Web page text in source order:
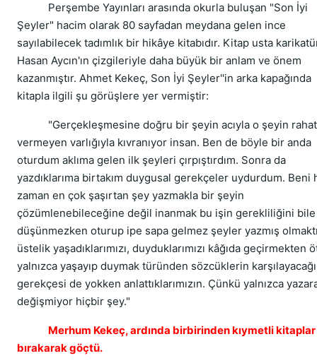
Perşembe Yayınları arasında okurla buluşan "Son İyi
Şeyler" hacim olarak 80 sayfadan meydana gelen ince
sayılabilecek tadımlık bir hikâye kitabıdır. Kitap usta
Hasan Aycın'ın çizgileriyle daha büyük bir anlam ve önem
kazanmıştır. Ahmet Kekeç, Son İyi Şeyler''in arka kapağında
kitapla ilgili şu görüşlere yer vermiştir:
"Gerçekleşmesine doğru bir şeyin acıyla o şeyin rahat
vermeyen varlığıyla kıvranıyor insan. Ben de böyle bir anda
oturdum aklıma gelen ilk şeyleri çırpıştırdım. Sonra da
yazdıklarıma birtakım duygusal gerekçeler uydurdum. Beni
zaman en çok şaşırtan şey yazmakla bir şeyin
çözümlenebileceğine değil inanmak bu işin gerekliliğini bile
düşünmezken oturup ipe sapa gelmez şeyler yazmış
üstelik yaşadıklarımızı, duyduklarımızı kâğıda geçirmekten
yalnızca yaşayıp duymak türünden sözcüklerin
gerekçesi de yokken anlattıklarımızın. Çünkü yalnızca
değişmiyor hiçbir şey."
Merhum Kekeç, ardında birbirinden kıymetli kitaplar
bırakarak göçtü.